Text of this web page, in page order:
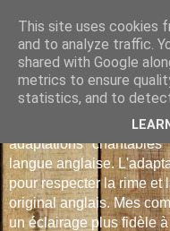
Les
Polyphrène
Versions françaises
adaptations
langue anglaise.
pour respecter la rime et
original anglais. Mes
un éclairage plus fidèle
This site uses cookies
and to analyze traffic.
shared with Google
metrics to ensure
statistics, and to